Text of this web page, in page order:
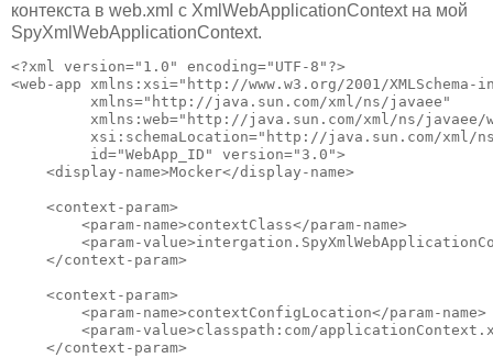
контекста в web.xml с XmlWebApplicationContext на мой
SpyXmlWebApplicationContext.
<?xml version="1.0" encoding="UTF-8"?>
<web-app xmlns:xsi="http://www.w3.org/2001/XMLSchema-
         xmlns="http://java.sun.com/xml/ns/javaee"
xmlns:web="http://java.sun.com/xml/ns/javaee/
xsi:schemaLocation="http://java.sun.com/xml/
         id="WebApp_ID" version="3.0">
    <display-name>Mocker</display-name>
    <context-param>
        <param-name>contextClass</param-name>
<param-
    </context-param>
    <context-param>
        <param-name>contextConfigLocation</param-name>
<param-value>classpath:com/
    </context-param>